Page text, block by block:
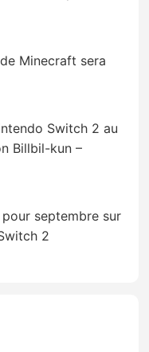
Minecraft sera
Switch 2 au
Billbil-kun –
septembre sur
2